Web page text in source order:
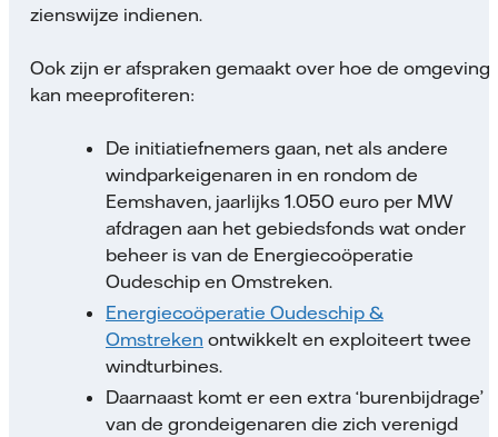
zienswijze indienen.
Ook zijn er afspraken gemaakt over hoe de omgeving
kan meeprofiteren:
De initiatiefnemers gaan, net als andere
windparkeigenaren in en rondom de
Eemshaven, jaarlijks 1.050 euro per MW
afdragen aan het gebiedsfonds wat onder
beheer is van de Energiecoöperatie
Oudeschip en Omstreken.
Energiecoöperatie Oudeschip &
Omstreken ontwikkelt en exploiteert twee
windturbines.
Daarnaast komt er een extra ‘burenbijdrage’
van de grondeigenaren die zich verenigd